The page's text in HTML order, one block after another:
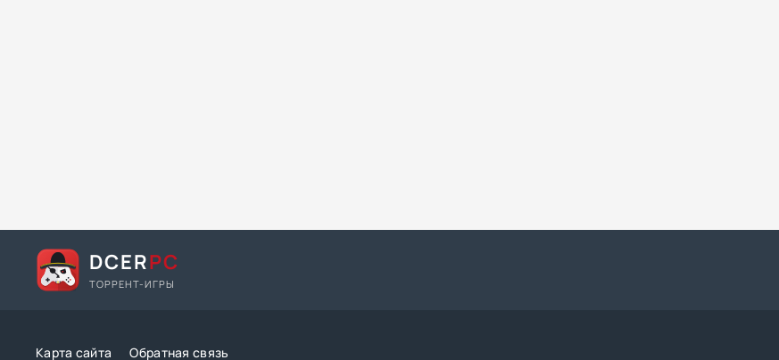
DCERPC
ТОРРЕНТ-ИГРЫ
Карта сайта Обратная связь